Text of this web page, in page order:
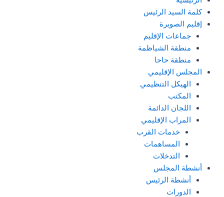
كلمة السيد الرئيس
إقليم الصويرة
جماعات الإقليم
منطقة الشياظمة
منطقة حاحا
المجلس الإقليمي
الهيكل التنظيمي
المكتب
اللجان الدائمة
المراب الإقليمي
خدمات القرب
المساهمات
التدخلات
أنشطة المجلس
أنشطة الرئيس
الدورات